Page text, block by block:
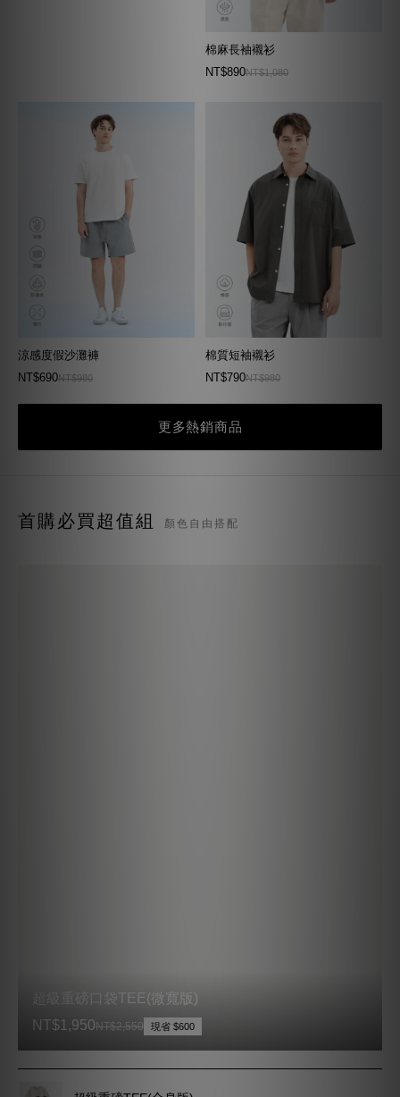
棉麻長袖襯衫
NT$890NT$1,080
涼感度假沙灘褲
NT$690NT$980
棉質短袖襯衫
NT$790NT$980
更多熱銷商品
首購必買超值組 顏色自由搭配
超級重磅TEE(合身版)
NT$1,999NT$2,550 現省 $551
涼感日常TEE™(合身 一般袖)